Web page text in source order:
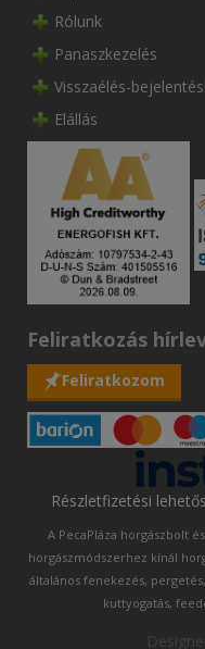
Rólunk
Panaszkezelés
Visszaélés-
Elállás
Feliratkozás
Feliratkozom
Részletfizetési
A PecaPláza horgászbolt
horgászmódszerhez kínál
általános fenekezés,
kuttyogatás,